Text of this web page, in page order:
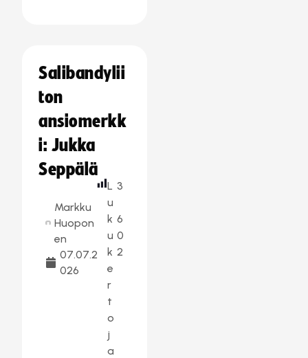
Salibandylii
ton
ansiomerkk
i: Jukka
Seppälä
Markku
Huopon
en
07.07.2
026
L
u
k
u
k
e
r
t
o
j
a
3
6
0
2